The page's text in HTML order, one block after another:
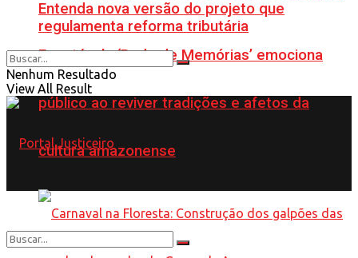
Espetáculo ‘Rede de Memórias’ emociona
público ao reviver tradições e afetos da
cultura amazonense
Entenda nova versão do projeto que
regulamenta reforma tributária
Nenhum Resultado
View All Result